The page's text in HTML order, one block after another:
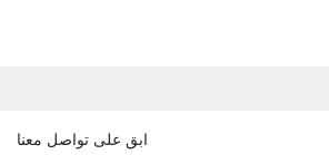
ابق على تواصل معنا